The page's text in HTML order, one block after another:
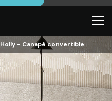
Holly – Canapé convertible